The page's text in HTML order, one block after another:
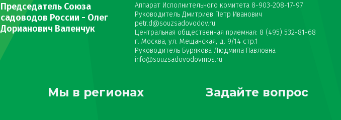
Председатель Союза
садоводов России - Олег
Дорианович Валенчук
Аппарат Исполнительного комитета 8-903-208-17-97
Руководитель Дмитриев Петр Иванович
petr.d@souzsadovodov.ru
Центральная общественная приемная: 8 (495) 532-81-68
г. Москва, ул. Мещанская, д. 9/14 стр.1
Руководитель Бурякова Людмила Павловна
info@souzsadovodovmos.ru
Мы в регионах Задайте вопрос